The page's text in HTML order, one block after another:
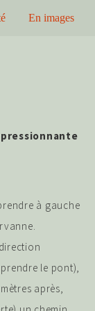
En images
à gauche
le pont),
après,